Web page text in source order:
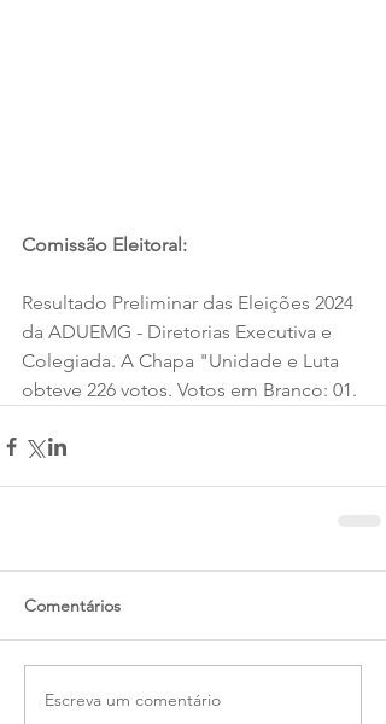
Comissão Eleitoral:
Resultado Preliminar das Eleições 2024
da ADUEMG - Diretorias Executiva e
Colegiada. A Chapa "Unidade e Luta
obteve 226 votos. Votos em Branco: 01.
Comentários
Escreva um comentário